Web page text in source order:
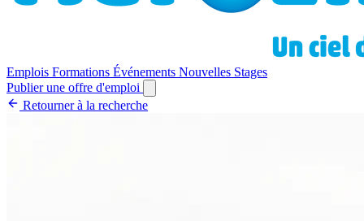
Emplois Formations Événements Nouvelles Stages
Publier une offre d'emploi
Retourner à la recherche